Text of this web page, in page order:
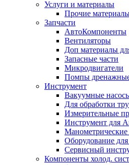
Услуги и материалы
Прочие
Запчасти
АвтоКомпоненты
Вентиляторы
Доп материалы
Запасные части
Микродвигатели
Помпы
Инструмент
Вакуумные
Для обработки
Измерительные
Инструмент для
Манометрические
Оборудование
Сервисный
Компоненты холод.